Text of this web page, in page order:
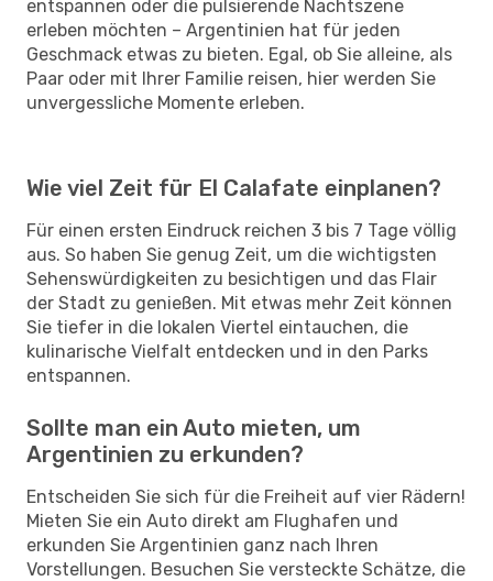
entspannen oder die pulsierende Nachtszene
erleben möchten – Argentinien hat für jeden
Geschmack etwas zu bieten. Egal, ob Sie alleine, als
Paar oder mit Ihrer Familie reisen, hier werden Sie
unvergessliche Momente erleben.
Wie viel Zeit für El Calafate einplanen?
Für einen ersten Eindruck reichen 3 bis 7 Tage völlig
aus. So haben Sie genug Zeit, um die wichtigsten
Sehenswürdigkeiten zu besichtigen und das Flair
der Stadt zu genießen. Mit etwas mehr Zeit können
Sie tiefer in die lokalen Viertel eintauchen, die
kulinarische Vielfalt entdecken und in den Parks
entspannen.
Sollte man ein Auto mieten, um
Argentinien zu erkunden?
Entscheiden Sie sich für die Freiheit auf vier Rädern!
Mieten Sie ein Auto direkt am Flughafen und
erkunden Sie Argentinien ganz nach Ihren
Vorstellungen. Besuchen Sie versteckte Schätze, die